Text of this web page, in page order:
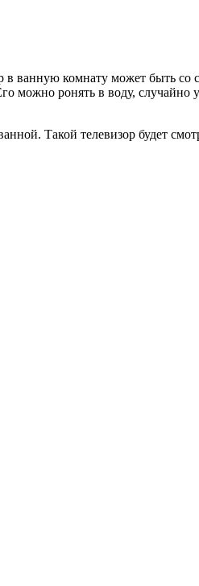
комнату может быть со
можно ронять в воду, случайно
Такой телевизор будет